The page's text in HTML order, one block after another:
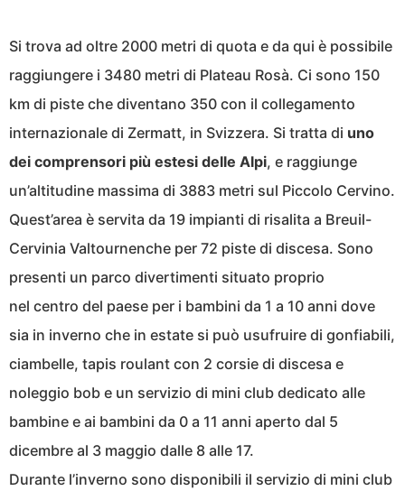
Si trova ad oltre 2000 metri di quota e da qui è possibile
raggiungere i 3480 metri di Plateau Rosà. Ci sono 150
km di piste che diventano 350 con il collegamento
internazionale di Zermatt, in Svizzera. Si tratta di uno
dei comprensori più estesi delle Alpi, e raggiunge
un’altitudine massima di 3883 metri sul Piccolo Cervino.
Quest’area è servita da 19 impianti di risalita a Breuil-
Cervinia Valtournenche per 72 piste di discesa. Sono
presenti un parco divertimenti situato proprio
nel centro del paese per i bambini da 1 a 10 anni dove
sia in inverno che in estate si può usufruire di gonfiabili,
ciambelle, tapis roulant con 2 corsie di discesa e
noleggio bob e un servizio di mini club dedicato alle
bambine e ai bambini da 0 a 11 anni aperto dal 5
dicembre al 3 maggio dalle 8 alle 17.
Durante l’inverno sono disponibili il servizio di mini club